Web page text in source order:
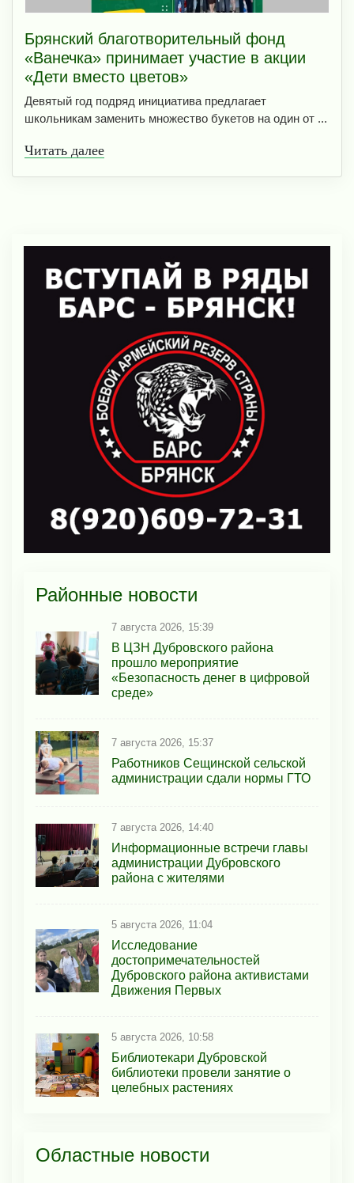
Брянский благотворительный фонд
«Ванечка» принимает участие в акции
«Дети вместо цветов»
Девятый год подряд инициатива предлагает
школьникам заменить множество букетов на один от ...
Читать далее
Районные новости
7 августа 2026, 15:39
В ЦЗН Дубровского района
прошло мероприятие
«Безопасность денег в цифровой
среде»
7 августа 2026, 15:37
Работников Сещинской сельской
администрации сдали нормы ГТО
7 августа 2026, 14:40
Информационные встречи главы
администрации Дубровского
района с жителями
5 августа 2026, 11:04
Исследование
достопримечательностей
Дубровского района активистами
Движения Первых
5 августа 2026, 10:58
Библиотекари Дубровской
библиотеки провели занятие о
целебных растениях
Областные новости